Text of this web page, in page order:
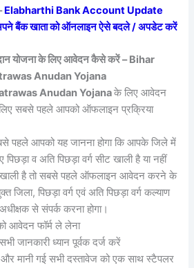
Elabharthi Bank Account Update
बैंक खाता को ऑनलाइन ऐसे बदले / अपडेट करें
योजना के लिए आवेदन कैसे करें – Bihar
Anudan Yojana
Anudan Yojanaके लिए आवेदन
सबसे पहले आपको ऑफलाइन प्रक्रिया
पहले आपको यह जानना होगा कि आपके जिले में
पिछड़ा व अति पिछड़ा वर्ग सीट खाली है या नहीं
है तो सबसे पहले ऑफलाइन आवेदन करने के
जिला, पिछड़ा वर्ग एवं अति पिछड़ा वर्ग कल्याण
से संपर्क करना होगा।
आवेदन फॉर्म ले लेना
जानकारी ध्यान पूर्वक दर्ज करें
मानी गई सभी दस्तावेज को एक साथ स्टैपलर